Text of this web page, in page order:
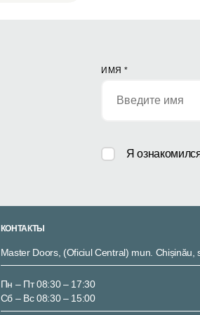
ИМЯ *
Я
КОНТАКТЫ
Master Doors, (Oficiul Central) mun. Chișinău,
Пн – Пт 08:30 – 17:30
Сб – Вс 08:30 – 15:00